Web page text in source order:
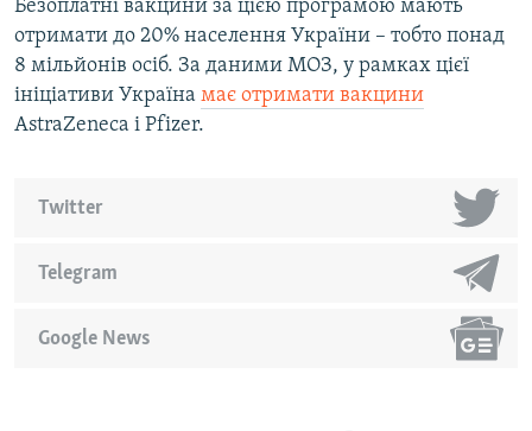
Безоплатні вакцини за цією програмою мають
отримати до 20% населення України – тобто понад
8 мільйонів осіб. За даними МОЗ, у рамках цієї
ініціативи Україна має отримати вакцини
AstraZeneca і Pfizer.
Telegram
Google News
Twitter